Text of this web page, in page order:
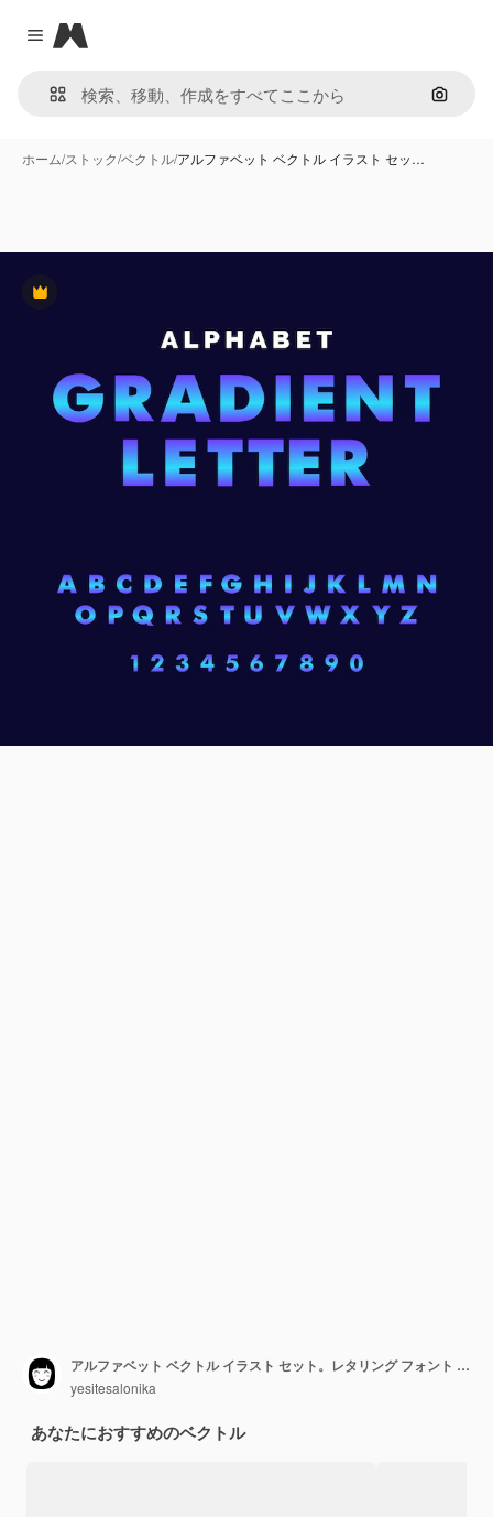
Close menu
Magnific
画像で
ホーム/ストック/ベクトル/アルファベット ベクトル イラスト セッ…
Premium
アルファベット ベクトル イラスト セット。レタリング フォント テキスト テンプレート。
yesitesalonika
あなたにおすすめのベクトル